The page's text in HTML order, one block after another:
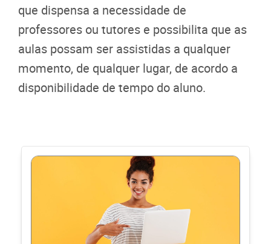
que dispensa a necessidade de
professores ou tutores e possibilita que as
aulas possam ser assistidas a qualquer
momento, de qualquer lugar, de acordo a
disponibilidade de tempo do aluno.